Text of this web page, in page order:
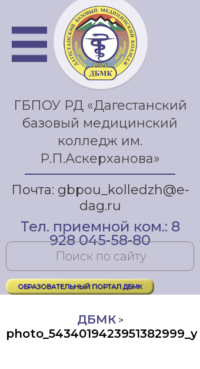
ГБПОУ РД «Дагестанский
базовый медицинский
колледж им.
Р.П.Аскерханова»
Почта: gbpou_kolledzh@e-
dag.ru
Тел. приемной ком.: 8
928 045-58-80
ОБРАЗОВАТЕЛЬНЫЙ ПОРТАЛ ДБМК
ДБМК>
photo_5434019423951382999_y